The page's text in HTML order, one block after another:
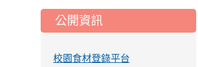
公開資訊
校園食材登錄平台